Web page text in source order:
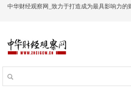
中华财经观察网_致力于打造成为最具影响力的